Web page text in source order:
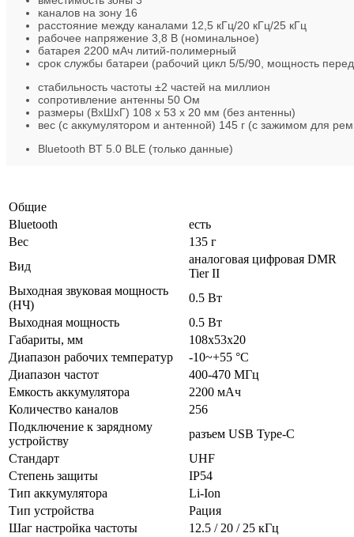
каналов на зону 16
расстояние между каналами 12,5 кГц/20 кГц/25 кГц
рабочее напряжение 3,8 В (номинальное)
батарея 2200 мАч литий-полимерный
срок службы батареи (рабочий цикл 5/5/90, мощность
стабильность частоты ±2 частей на миллион
сопротивление антенны 50 Ом
размеры (ВxШxГ) 108 х 53 х 20 мм (без антенны)
вес (с аккумулятором и антенной) 145 г (с зажимом для
Bluetooth BT 5.0 BLE (только данные)
Общие
Bluetooth
есть
Вес
135 г
Вид
аналоговая цифровая DMR
Tier II
Выходная звуковая мощность
(НЧ)
0.5 Вт
Выходная мощность
0.5 Вт
Габариты, мм
108x53x20
Диапазон рабочих температур
-10~+55 °C
Диапазон частот
400-470 МГц
Емкость аккумулятора
2200 мАч
Количество каналов
256
Подключение к зарядному
устройству
разъем USB Type-C
Стандарт
UHF
Степень защиты
IP54
Тип аккумулятора
Li-Ion
Тип устройства
Рация
Шаг настройка частоты
12.5 / 20 / 25 кГц